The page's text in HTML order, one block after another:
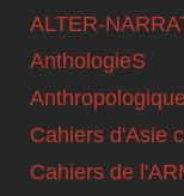
ALTER-
AnthologieS
Cahiers d'Asie
Cahiers de